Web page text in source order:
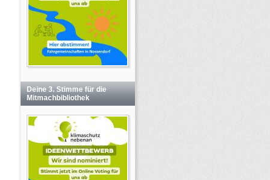
Deine 3. Stimme für die
Mitmachbibliothek